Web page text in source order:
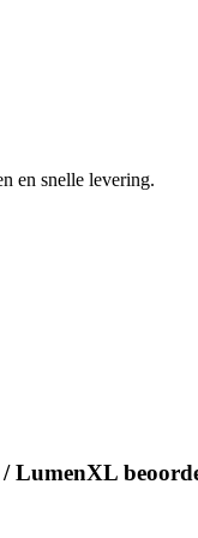
en snelle levering.
LumenXL